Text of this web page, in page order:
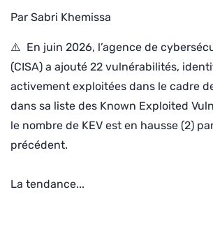
Par Sabri Khemissa
⚠️ En juin 2026, l’agence de
(CISA) a ajouté 22 vulnérabilités,
activement exploitées dans le cadre
dans sa liste des Known Exploited
le nombre de KEV est en hausse (2)
précédent.
La tendance...